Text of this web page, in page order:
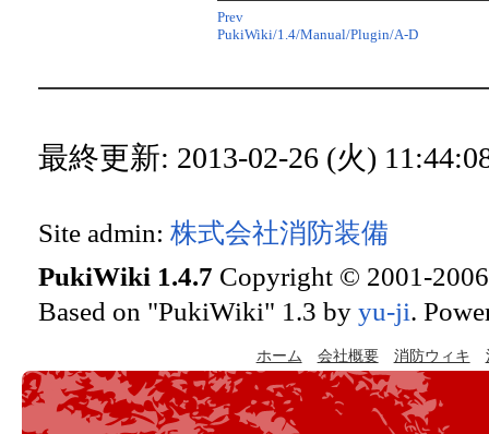
Prev
PukiWiki/1.4/Manual/Plugin/A-D
最終更新: 2013-02-26 (火)
Site admin: 株式会社消防装備
PukiWiki 1.4.7 Copyright © 2001-
Based on "PukiWiki" 1.3 by yu-ji.
ホーム 会社概要 消防ウィキ